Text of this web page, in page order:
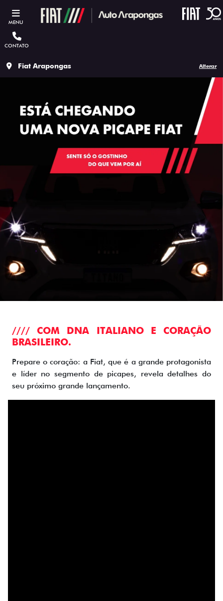
MENU
CONTATO
Fiat Arapongas Alterar
//// COM DNA ITALIANO E CORAÇÃO
BRASILEIRO.
Prepare o coração: a Fiat, que é a grande protagonista
e líder no segmento de picapes, revela detalhes do
seu próximo grande lançamento.